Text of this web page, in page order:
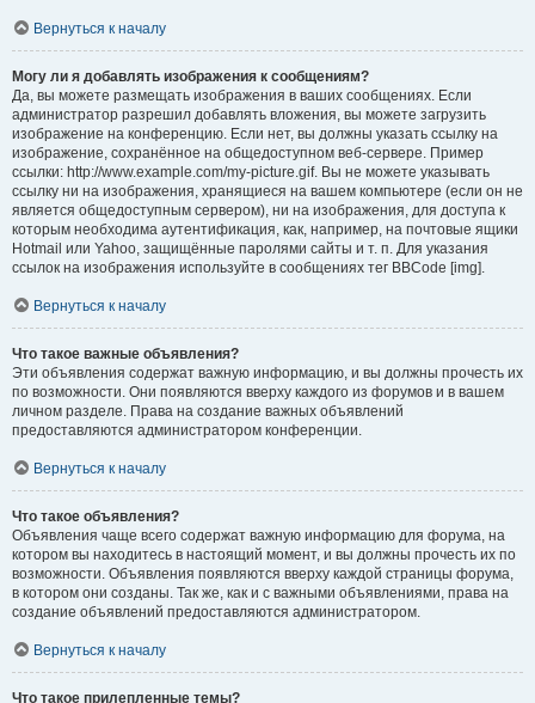
Вернуться к началу
Могу ли я добавлять изображения к сообщениям?
Да, вы можете размещать изображения в ваших сообщениях. Если
администратор разрешил добавлять вложения, вы можете загрузить
изображение на конференцию. Если нет, вы должны указать ссылку на
изображение, сохранённое на общедоступном веб-сервере. Пример
ссылки: http://www.example.com/my-picture.gif. Вы не можете указывать
ссылку ни на изображения, хранящиеся на вашем компьютере (если он не
является общедоступным сервером), ни на изображения, для доступа к
которым необходима аутентификация, как, например, на почтовые ящики
Hotmail или Yahoo, защищённые паролями сайты и т. п. Для указания
ссылок на изображения используйте в сообщениях тег BBCode [img].
Вернуться к началу
Что такое важные объявления?
Эти объявления содержат важную информацию, и вы должны прочесть их
по возможности. Они появляются вверху каждого из форумов и в вашем
личном разделе. Права на создание важных объявлений
предоставляются администратором конференции.
Вернуться к началу
Что такое объявления?
Объявления чаще всего содержат важную информацию для форума, на
котором вы находитесь в настоящий момент, и вы должны прочесть их по
возможности. Объявления появляются вверху каждой страницы форума,
в котором они созданы. Так же, как и с важными объявлениями, права на
создание объявлений предоставляются администратором.
Вернуться к началу
Что такое прилепленные темы?